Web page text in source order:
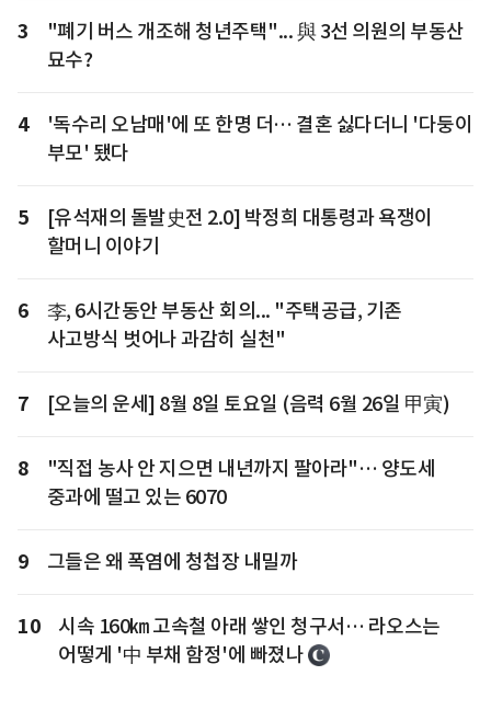
3
"폐기 버스 개조해 청년주택"... 與 3선 의원의 부동산
묘수?
4
'독수리 오남매'에 또 한명 더… 결혼 싫다더니 '다둥이
부모' 됐다
5
[유석재의 돌발史전 2.0] 박정희 대통령과 욕쟁이
할머니 이야기
6
李, 6시간동안 부동산 회의... "주택공급, 기존
사고방식 벗어나 과감히 실천"
7 [오늘의 운세] 8월 8일 토요일 (음력 6월 26일 甲寅)
8
"직접 농사 안 지으면 내년까지 팔아라"… 양도세
중과에 떨고 있는 6070
9 그들은 왜 폭염에 청첩장 내밀까
10
시속 160㎞ 고속철 아래 쌓인 청구서… 라오스는
어떻게 '中 부채 함정'에 빠졌나